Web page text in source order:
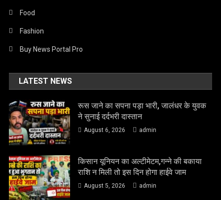
Food
Fashion
Buy News Portal Pro
LATEST NEWS
रूस जाने का सपना पड़ा भारी, जालंधर के युवक
ने सुनाई दर्दभरी दास्तान
August 6, 2026 admin
किसान यूनियन का अल्टीमेटम,गन्ने की बकाया
राशि न मिली तो इस दिन होगा हाईवे जाम
August 5, 2026 admin